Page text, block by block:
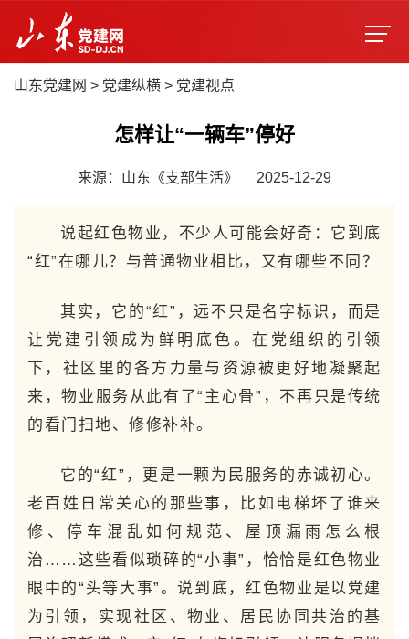
山东党建网 > 党建纵横 > 党建视点
怎样让“一辆车”停好
来源：山东《支部生活》 2025-12-29
说起红色物业，不少人可能会好奇：它到底
“红”在哪儿？与普通物业相比，又有哪些不同？
其实，它的“红”，远不只是名字标识，而是
让党建引领成为鲜明底色。在党组织的引领
下，社区里的各方力量与资源被更好地凝聚起
来，物业服务从此有了“主心骨”，不再只是传统
的看门扫地、修修补补。
它的“红”，更是一颗为民服务的赤诚初心。
老百姓日常关心的那些事，比如电梯坏了谁来
修、停车混乱如何规范、屋顶漏雨怎么根
治……这些看似琐碎的“小事”，恰恰是红色物业
眼中的“头等大事”。说到底，红色物业是以党建
为引领，实现社区、物业、居民协同共治的基